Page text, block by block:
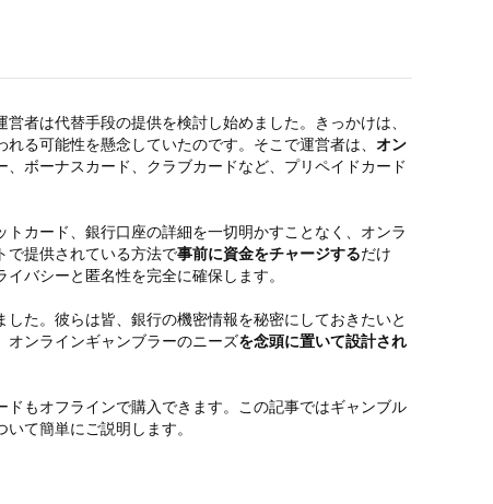
者は代替手段の提供を検討し始めました。きっかけは、
る可能性を懸念していたのです。そこで運営者は、 オン
ボーナスカード、クラブカードなど、プリペイドカード
トカード、銀行口座の詳細を一切明かすことなく、オンラ
で提供されている方法で事前に資金をチャージするだけ
バシーと匿名性を完全に確保します。
た。彼らは皆、銀行の機密情報を秘密にしておきたいと
ンラインギャンブラーのニーズを念頭に置いて設計され
もオフラインで購入できます。この記事ではギャンブル
て簡単にご説明します。